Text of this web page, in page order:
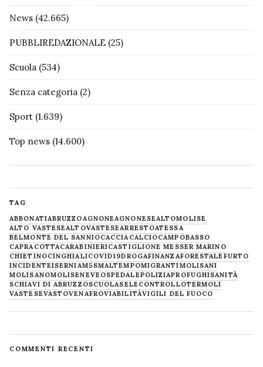
News (42.665)
PUBBLIREDAZIONALE (25)
Scuola (534)
Senza categoria (2)
Sport (1.639)
Top news (14.600)
TAG
ABBONATIABRUZZOAGNONEAGNONESEALTOMOLISE
ALTO VASTESEALTOVASTESEARRESTOATESSA
BELMONTE DEL SANNIOCACCIACALCIOCAMPOBASSO
CAPRACOTTACARABINIERICASTIGLIONE MESSER MARINO
CHIETINOCINGHIALICOVID19DROGAFINANZAFORESTALE FURTO
INCIDENTEISERNIAM5SMALTEMPOMIGRANTIMOLISANI
MOLISANOMOLISENEVE OSPEDALEPOLIZIAPROFUGHISANITÀ
SCHIAVI DI ABRUZZOSCUOLASELECONTROLLOTERMOLI
VASTESEVASTOVENAFROVIABILITÀVIGILI DEL FUOCO
COMMENTI RECENTI